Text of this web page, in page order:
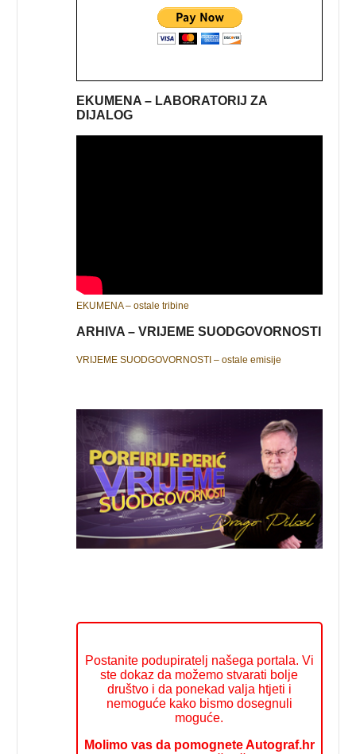
EKUMENA – LABORATORIJ ZA
DIJALOG
EKUMENA – ostale tribine
ARHIVA – VRIJEME SUODGOVORNOSTI
VRIJEME SUODGOVORNOSTI – ostale emisije
Postanite podupiratelj našega portala. Vi
ste dokaz da možemo stvarati bolje
društvo i da ponekad valja htjeti i
nemoguće kako bismo dosegnuli
moguće.
Molimo vas da pomognete Autograf.hr